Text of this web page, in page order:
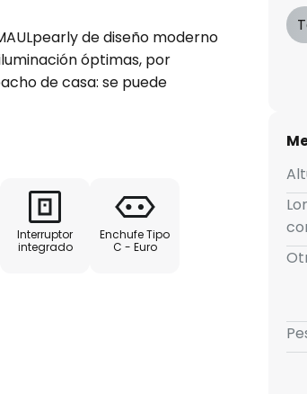
de diseño moderno
óptimas, por
de casa: se puede
la intensidad luminosa, y
mantiene estable en todo
el ángulo de iluminación
Interruptor
integrado
Enchufe Tipo
C - Euro